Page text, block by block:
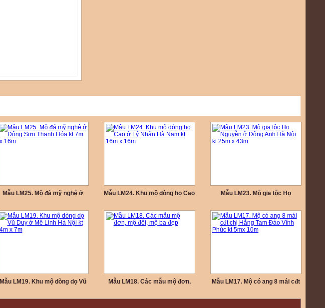
Mẫu LM25. Mộ đá mỹ nghệ ở
16m
Mẫu LM24. Khu mộ dòng họ Cao
16m
Mẫu LM23. Mộ gia tộc Họ
25m x 43m
Mẫu LM19. Khu mộ dòng dọ Vũ
7m
Mẫu LM18. Các mẫu mộ đơn,
Mẫu LM17. Mộ có ang 8 mái cđt
5mx 10m